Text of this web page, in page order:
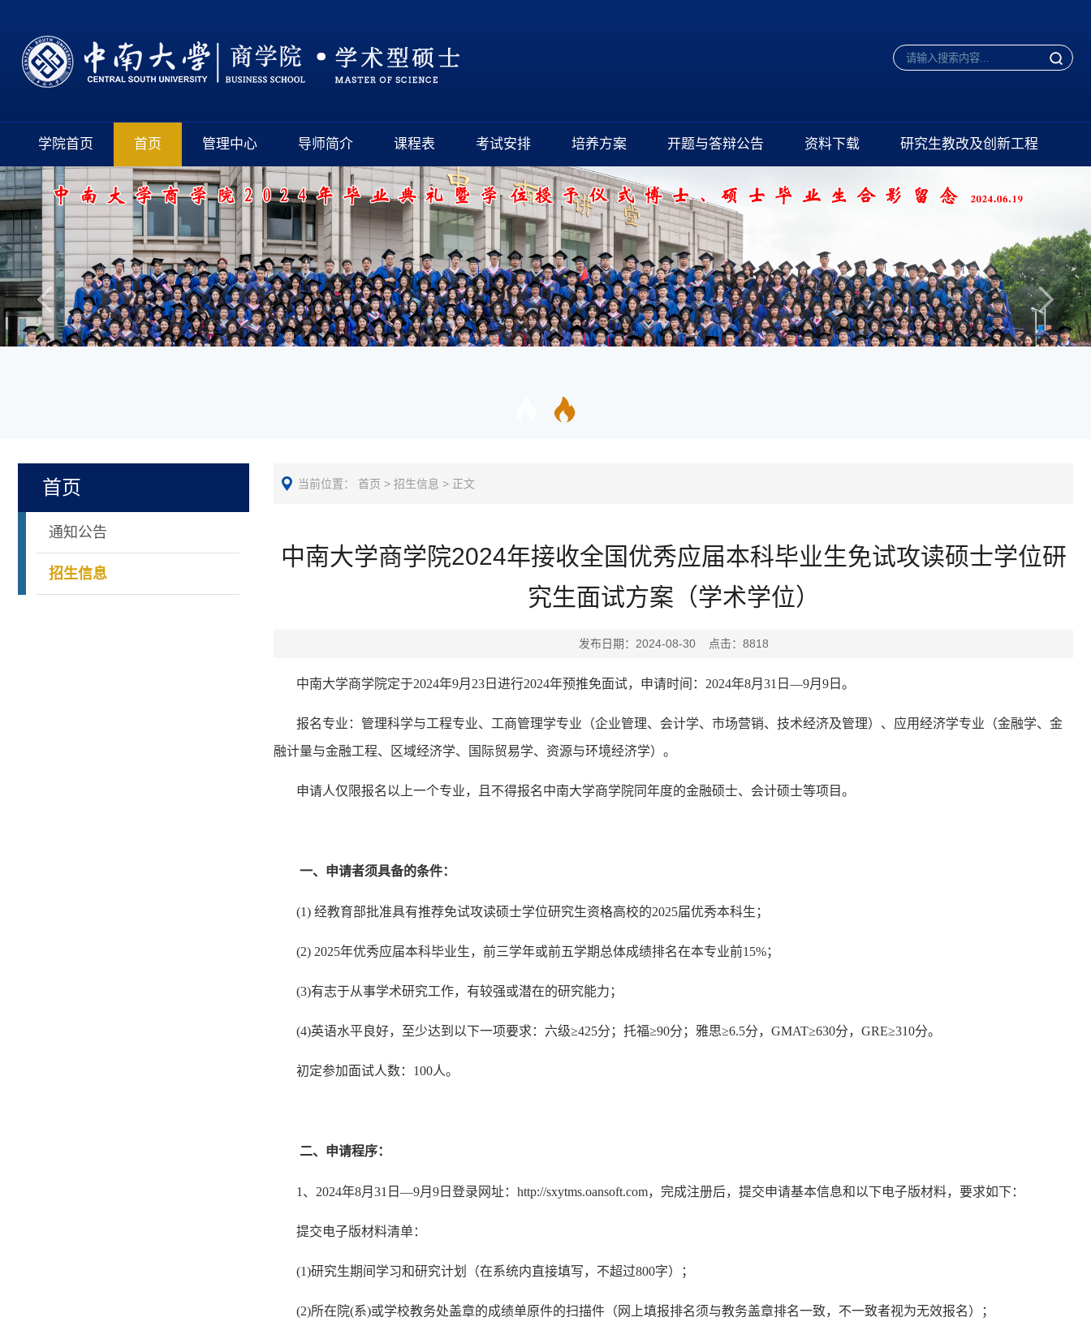
学院首页 首页 管理中心 导师简介 课程表 考试安排 培养方案 开题与答辩公告 资料下载 研究生教改及创新工程
首页
通知公告
招生信息
当前位置： 首页 > 招生信息 > 正文
中南大学商学院2024年接收全国优秀应届本科毕业生免试攻读硕士学位研
究生面试方案（学术学位）
发布日期：2024-08-30 点击： 8818
中南大学商学院定于2024年9月23 日进行2024年预推免面试，申请时间： 2024年8月 31 日 —9月 9 日。
报名专业： 管理科学与工程专业、工商管理学专业（企业管理、会计学、市场营销、技术经济及管理）、应用经济学专业（金融学、金
融计量与金融工程、区域经济学、国际贸易学、资源与环境经济学）。
申请人仅限报名以上一个专业，且不得报名中南大学商学院同年度的金融硕士、会计硕士等项目。
一、申请者须具备的条件：
(1) 经教育部批准具有推荐免试攻读硕士学位研究生资格高校的2025届优秀本科生 ；
(2) 2025年优秀应届本科毕业生，前三学年或前五学期总体成绩排名在本专业前15%；
(3)有志于从事学术研究工作，有较强或潜在的研究能力 ；
(4)英语水平良好，至少达到以下一项要求：六级≥425分；托福≥90分；雅思≥6.5分， GMAT≥630分， GRE≥310分。
初定参加面试人数： 100人。
二、申请程序：
1、 2024年8月 31 日 —9月 9 日登录网址： http://sxytms.oansoft.com，完成注册后，提交申请基本信息和以下电子版材料，要求如下：
提交电子版材料清单：
(1)研究生期间学习和研究计划（在系统内直接填写，不超过800字）；
(2)所在院(系)或学校教务处盖章的成绩单原件的扫描件 （ 网上填报排名须与教务盖章排名一致，不一致者视为无效报名） ；